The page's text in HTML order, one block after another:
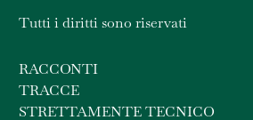
Tutti i diritti sono riservati
RACCONTI
TRACCE
STRETTAMENTE TECNICO